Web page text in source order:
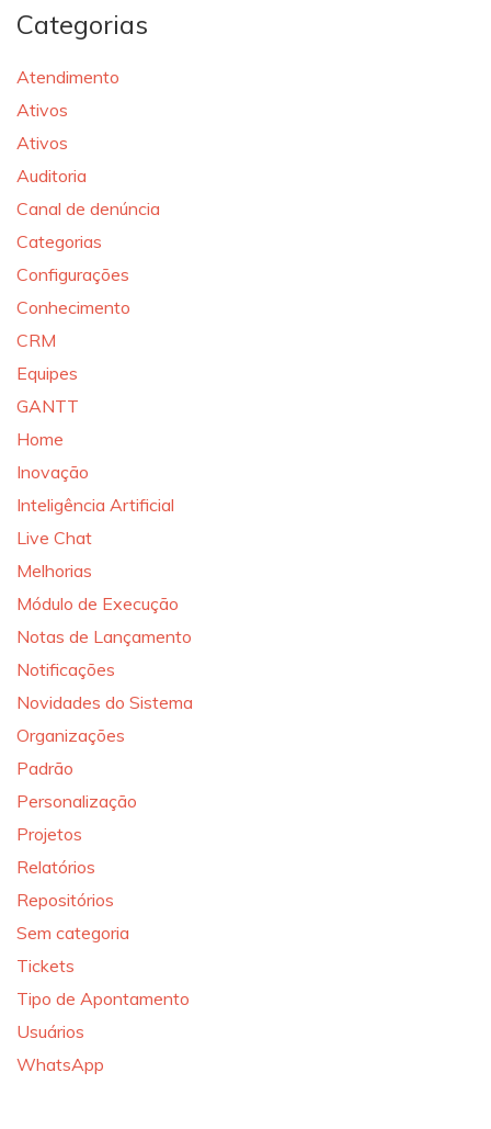
Categorias
Atendimento
Ativos
Ativos
Auditoria
Canal de denúncia
Categorias
Configurações
Conhecimento
CRM
Equipes
GANTT
Home
Inovação
Inteligência Artificial
Live Chat
Melhorias
Módulo de Execução
Notas de Lançamento
Notificações
Novidades do Sistema
Organizações
Padrão
Personalização
Projetos
Relatórios
Repositórios
Sem categoria
Tickets
Tipo de Apontamento
Usuários
WhatsApp